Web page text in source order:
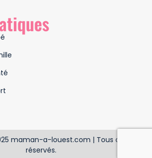
maman-a-louest.com | Tous droits
réservés.